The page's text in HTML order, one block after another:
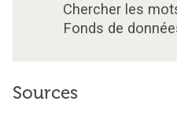
Chercher les
Fonds de
Sources